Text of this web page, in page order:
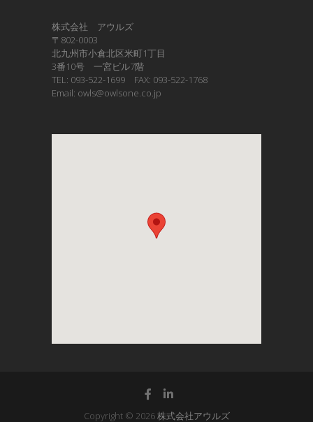
株式会社 アウルズ
〒802-0003
北九州市小倉北区米町1丁目
3番10号 一宮ビル7階
TEL: 093-522-1699 FAX: 093-522-1768
Email: owls@owlsone.co.jp
Copyright © 2026株式会社アウルズ